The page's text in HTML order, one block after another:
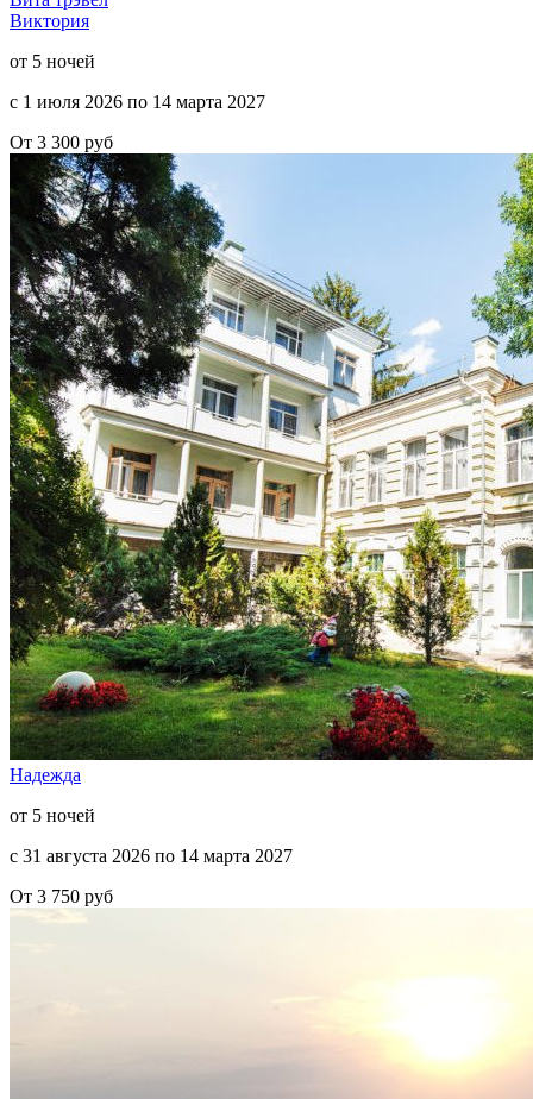
Виктория
от 5 ночей
с 1 июля 2026 по 14 марта 2027
От 3 300 руб
Надежда
от 5 ночей
с 31 августа 2026 по 14 марта 2027
От 3 750 руб